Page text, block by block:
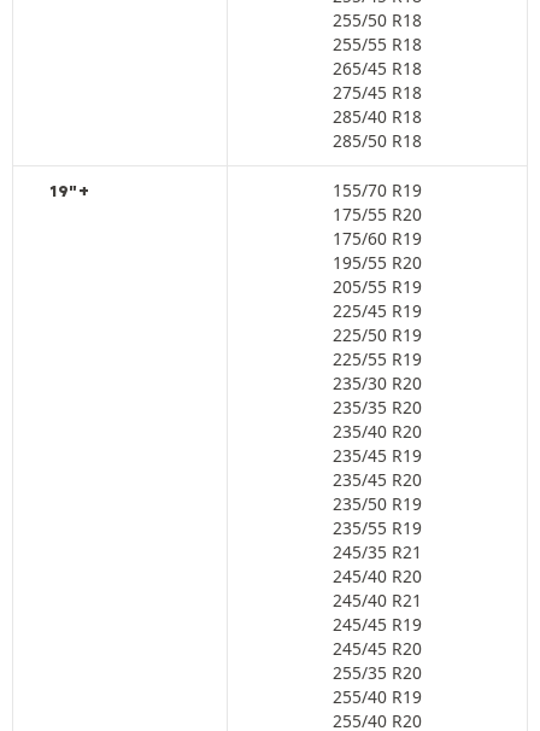
255/50 R18
255/55 R18
265/45 R18
275/45 R18
285/40 R18
285/50 R18
19"+
155/70 R19
175/55 R20
175/60 R19
195/55 R20
205/55 R19
225/45 R19
225/50 R19
225/55 R19
235/30 R20
235/35 R20
235/40 R20
235/45 R19
235/45 R20
235/50 R19
235/55 R19
245/35 R21
245/40 R20
245/40 R21
245/45 R19
245/45 R20
255/35 R20
255/40 R19
255/40 R20